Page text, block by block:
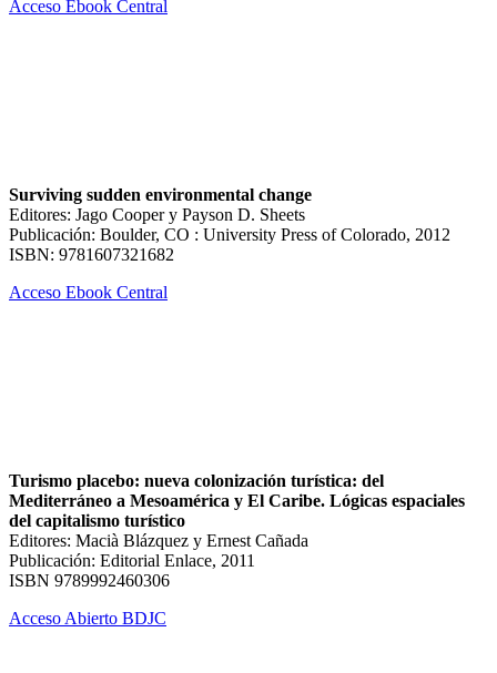
Acceso Ebook Central
Surviving sudden environmental change
Editores: Jago Cooper y Payson D. Sheets
Publicación: Boulder, CO : University Press of Colorado, 2012
ISBN: 9781607321682
Acceso Ebook Central
Turismo placebo: nueva colonización turística: del
Mediterráneo a Mesoamérica y El Caribe. Lógicas espaciales
del capitalismo turístico
Editores: Macià Blázquez y Ernest Cañada
Publicación: Editorial Enlace, 2011
ISBN 9789992460306
Acceso Abierto BDJC